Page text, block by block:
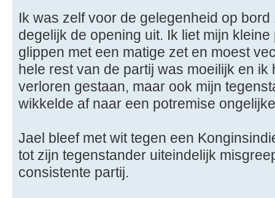
Ik was zelf voor de gelegenheid op
degelijk de opening uit. Ik liet mijn
glippen met een matige zet en moest
hele rest van de partij was moeilijk en
verloren gestaan, maar ook mijn
wikkelde af naar een potremise
Jael bleef met wit tegen een
tot zijn tegenstander uiteindelijk
consistente partij.